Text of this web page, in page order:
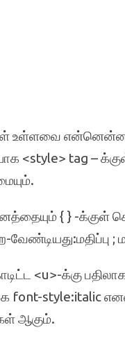
உள்ளவை
<style> tag –
{ } -க்குள்
வேண்டியது:மதிப்பு
<u>-க்கு
font-style:italic
ஆகும்.